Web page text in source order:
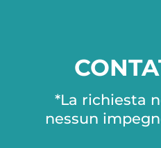
*La richiesta
nessun